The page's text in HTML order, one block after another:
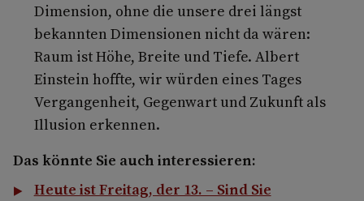
Dimension, ohne die unsere drei längst
bekannten Dimensionen nicht da wären:
Raum ist Höhe, Breite und Tiefe. Albert
Einstein hoffte, wir würden eines Tages
Vergangenheit, Gegenwart und Zukunft als
Illusion erkennen.
Das könnte Sie auch interessieren:
Heute ist Freitag, der 13. – Sind Sie